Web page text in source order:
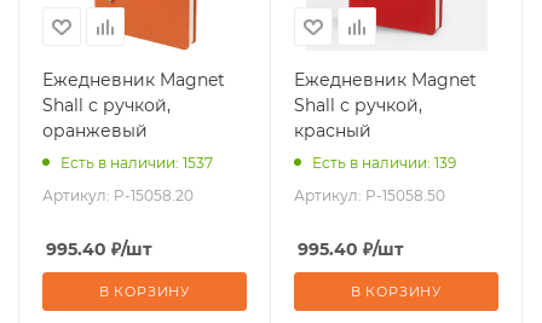
Ежедневник Magnet
Shall с ручкой,
оранжевый
Есть в наличии: 1537
Артикул: P-15058.20
995.40 ₽/шт
В КОРЗИНУ
Ежедневник Magnet
Shall с ручкой,
красный
Есть в наличии: 139
Артикул: P-15058.50
995.40 ₽/шт
В КОРЗИНУ